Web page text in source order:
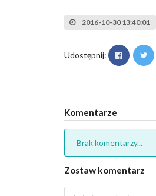
2016-10-30 13:40:01
Udostępnij:
Komentarze
Brak komentarzy...
Zostaw komentarz